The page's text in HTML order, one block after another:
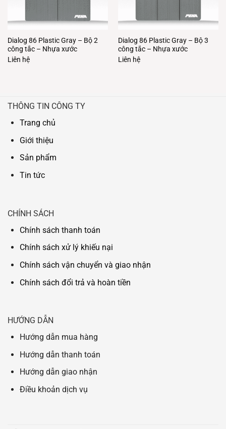
Dialog 86 Plastic Gray – Bộ 2
công tắc – Nhựa xước
Liên hệ
Dialog 86 Plastic Gray – Bộ 3
công tắc – Nhựa xước
Liên hệ
THÔNG TIN CÔNG TY
Trang chủ
Giới thiệu
Sản phẩm
Tin tức
CHÍNH SÁCH
Chính sách thanh toán
Chính sách xử lý khiếu nại
Chính sách vận chuyển và giao nhận
Chính sách đổi trả và hoàn tiền
HƯỚNG DẪN
Hướng dẫn mua hàng
Hướng dẫn thanh toán
Hướng dẫn giao nhận
Điều khoản dịch vụ